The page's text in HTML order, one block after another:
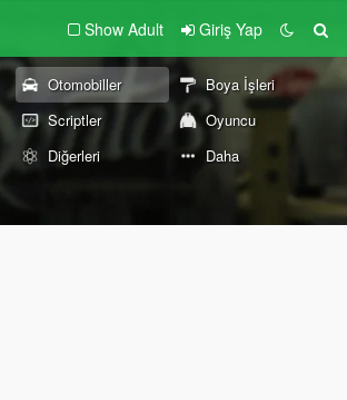
Show Adult Giriş Yap
Otomobiller
Boya İşleri
Scriptler
Oyuncu
Diğerleri Daha